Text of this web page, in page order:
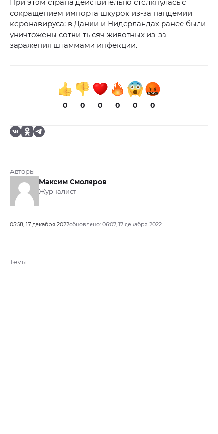
При этом страна действительно столкнулась с
сокращением импорта шкурок из-за пандемии
коронавируса: в Дании и Нидерландах ранее были
уничтожены сотни тысяч животных из-за
заражения штаммами инфекции.
0 0 0 0 0 0
Авторы
Максим Смоляров
Журналист
05:58, 17 декабря 2022обновлено: 06:07, 17 декабря 2022
Темы